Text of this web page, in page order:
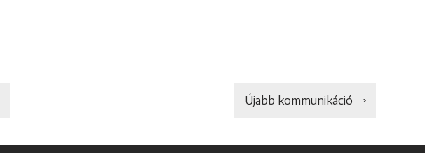
Újabb kommunikáció